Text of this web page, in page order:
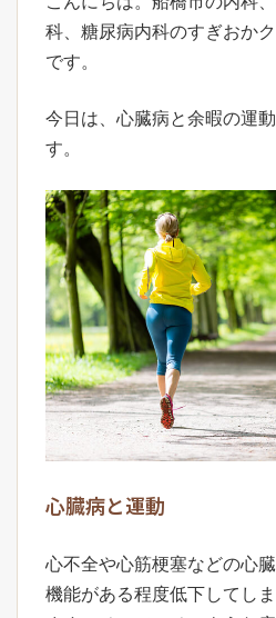
科、糖尿病内科のすぎおか
です。
今日は、心臓病と余暇の運
す。
心臓病と運動
心不全や心筋梗塞などの心
機能がある程度低下してし